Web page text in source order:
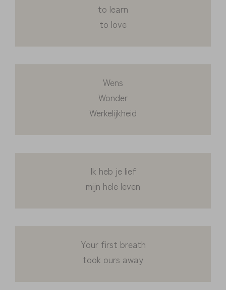
to learn
to love
Wens
Wonder
Werkelijkheid
Ik heb je lief
mijn hele leven
Your first breath
took ours away